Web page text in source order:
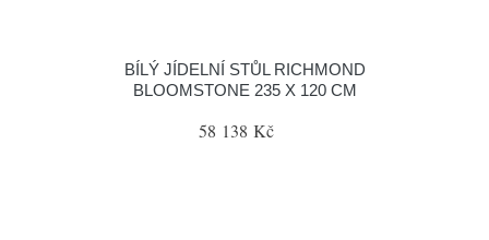
BÍLÝ JÍDELNÍ STŮL RICHMOND
BLOOMSTONE 235 X 120 CM
58 138 Kč